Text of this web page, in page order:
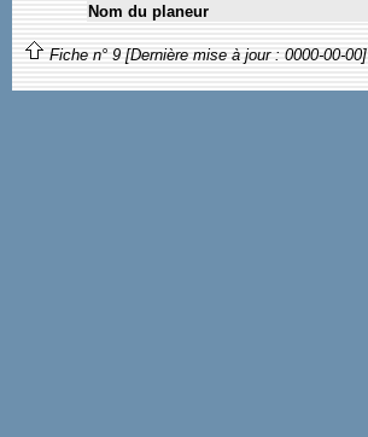
Nom du planeur
Fiche n° 9 [Dernière mise à jour : 0000-00-00]